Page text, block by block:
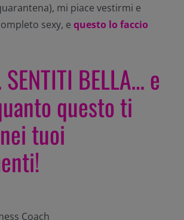
mi piace vestirmi e
sexy, e questo lo faccio
BELLA… e
questo ti
tuoi
Coach